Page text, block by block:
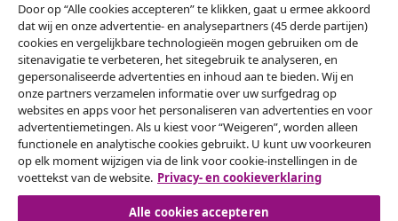
Onze sociale media
Herroeping van de overeenkomst
Een annulering voor je bestelling indienen
Herroeping van de overeenkomst
Door op “Alle cookies accepteren” te klikken, gaat u ermee akkoord
dat wij en onze advertentie- en analysepartners (45 derde partijen)
cookies en vergelijkbare technologieën mogen gebruiken om de
sitenavigatie te verbeteren, het sitegebruik te analyseren, en
gepersonaliseerde advertenties en inhoud aan te bieden. Wij en
onze partners verzamelen informatie over uw surfgedrag op
websites en apps voor het personaliseren van advertenties en voor
advertentiemetingen. Als u kiest voor “Weigeren”, worden alleen
functionele en analytische cookies gebruikt. U kunt uw voorkeuren
op elk moment wijzigen via de link voor cookie-instellingen in de
voettekst van de website. Privacy- en cookieverklaring
Alle cookies accepteren